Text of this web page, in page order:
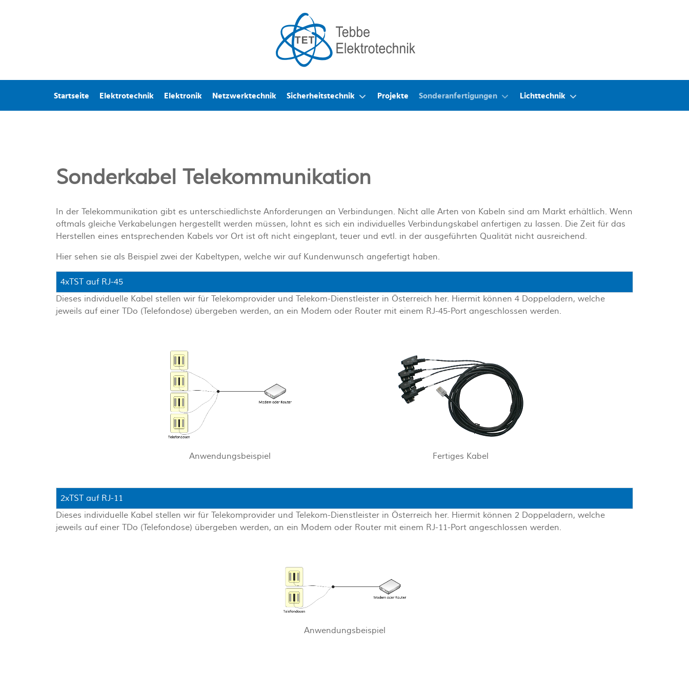
Startseite Elektrotechnik Elektronik Netzwerktechnik Sicherheitstechnik Projekte Sonderanfertigungen Lichttechnik
Sonderkabel Telekommunikation
In der Telekommunikation gibt es unterschiedlichste Anforderungen an Verbindungen. Nicht alle Arten von Kabeln sind am Markt erhältlich. Wenn
oftmals gleiche Verkabelungen hergestellt werden müssen, lohnt es sich ein individuelles Verbindungskabel anfertigen zu lassen. Die Zeit für das
Herstellen eines entsprechenden Kabels vor Ort ist oft nicht eingeplant, teuer und evtl. in der ausgeführten Qualität nicht ausreichend.
Hier sehen sie als Beispiel zwei der Kabeltypen, welche wir auf Kundenwunsch angefertigt haben.
4xTST auf RJ-45
Dieses individuelle Kabel stellen wir für Telekomprovider und Telekom-Dienstleister in Österreich her. Hiermit können 4 Doppeladern, welche
jeweils auf einer TDo (Telefondose) übergeben werden, an ein Modem oder Router mit einem RJ-45-Port angeschlossen werden.
Anwendungsbeispiel Fertiges Kabel
2xTST auf RJ-11
Dieses individuelle Kabel stellen wir für Telekomprovider und Telekom-Dienstleister in Österreich her. Hiermit können 2 Doppeladern, welche
jeweils auf einer TDo (Telefondose) übergeben werden, an ein Modem oder Router mit einem RJ-11-Port angeschlossen werden.
Anwendungsbeispiel